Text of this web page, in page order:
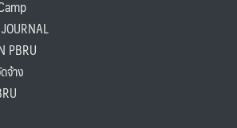
PBRU
าง